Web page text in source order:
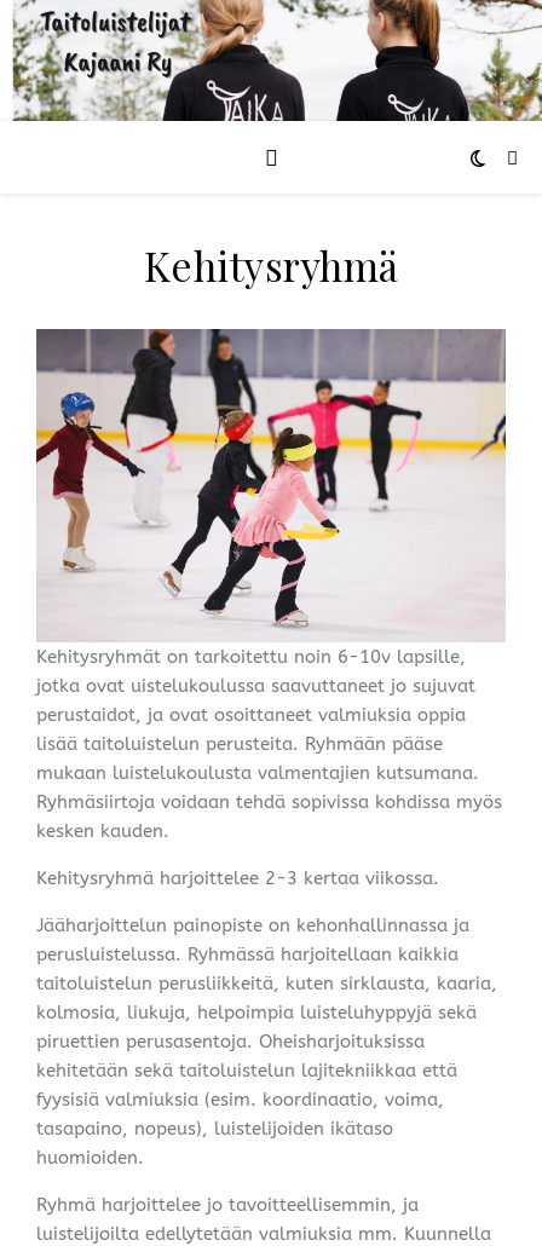
Kehitysryhmä
Kehitysryhmät on tarkoitettu noin 6-10v lapsille,
jotka ovat uistelukoulussa saavuttaneet jo sujuvat
perustaidot, ja ovat osoittaneet valmiuksia oppia
lisää taitoluistelun perusteita. Ryhmään pääse
mukaan luistelukoulusta valmentajien kutsumana.
Ryhmäsiirtoja voidaan tehdä sopivissa kohdissa myös
kesken kauden.
Kehitysryhmä harjoittelee 2-3 kertaa viikossa.
Jääharjoittelun painopiste on kehonhallinnassa ja
perusluistelussa. Ryhmässä harjoitellaan kaikkia
taitoluistelun perusliikkeitä, kuten sirklausta, kaaria,
kolmosia, liukuja, helpoimpia luisteluhyppyjä sekä
piruettien perusasentoja. Oheisharjoituksissa
kehitetään sekä taitoluistelun lajitekniikkaa että
fyysisiä valmiuksia (esim. koordinaatio, voima,
tasapaino, nopeus), luistelijoiden ikätaso
huomioiden.
Ryhmä harjoittelee jo tavoitteellisemmin, ja
luistelijoilta edellytetään valmiuksia mm. Kuunnella